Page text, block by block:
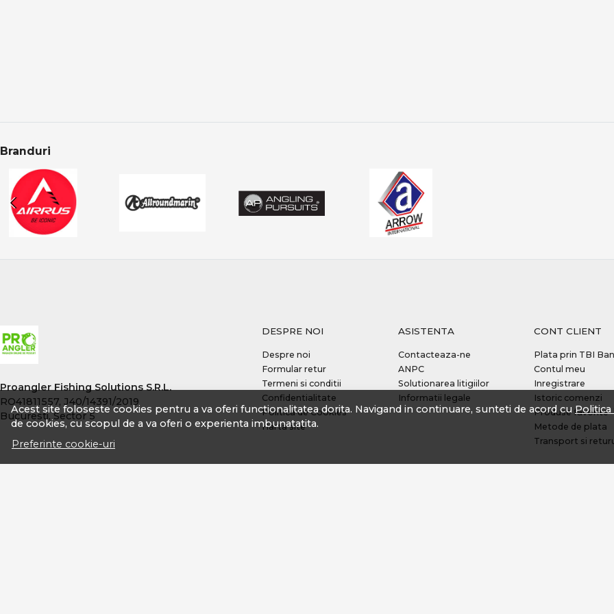
Golden Catch
Graphiteleader
Greys
Guru
Korda
Lukacsi & Kovacs
Magic Trout
Acest site foloseste cookies pentru a va oferi functionalitatea dorita. Navigand in continuare, sunteti de acord cuPolitica
de cookies, cu scopul de a va oferi o experienta imbunatatita.
Preferinte cookie-uri
Branduri
Proangler Fishing Solutions S.R.L.
RO41811557, J40/14391/2019
Bucuresti, Sector 5
DESPRE NOI
Despre noi
Formular retur
Termeni si conditii
Confidentialitate
Politica de Cookies
Harta site
ASISTENTA
Contacteaza-ne
ANPC
Solutionarea litigiilor
Informatii legale
CONT CLIENT
Plata prin TBI
Contul meu
Inregistrare
Istoric comenzi
Produse favorite
Metode de plata
Transport si